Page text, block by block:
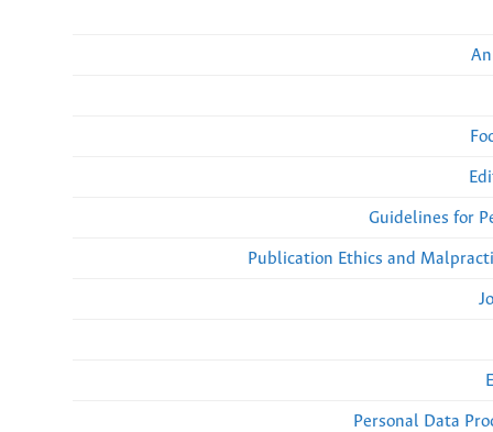
Guidelines for
Publication Ethics and
Personal Data